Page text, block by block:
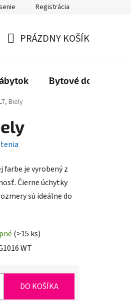
podmienky Reklamačný formulár
Registrácia
KOŠÍK
PRÁZDNY KOŠÍK
Bytové doplnky
Biely
je vyrobený z
Čierne úchytky
sú ideálne do
(>15 ks)
WT
DO KOŠÍKA